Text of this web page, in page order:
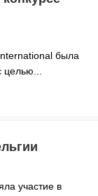
была
участие в